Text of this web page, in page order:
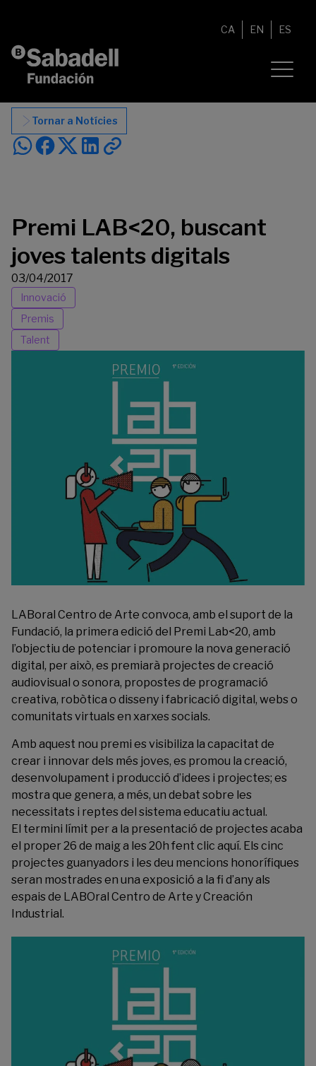
CA EN ES
Tornar a Notícies
Premi LAB<20, buscant
joves talents digitals
03/04/2017
Innovació
Premis
Talent
LABoral Centro de Arte convoca, amb el suport de la
Fundació, la primera edició del Premi Lab<20, amb
l’objectiu de potenciar i promoure la nova generació
digital, per això, es premiarà projectes de creació
audiovisual o sonora, propostes de programació
creativa, robòtica o disseny i fabricació digital, webs o
comunitats virtuals en xarxes socials.
Amb aquest nou premi es visibiliza la capacitat de
crear i innovar dels més joves, es promou la creació,
desenvolupament i producció d’idees i projectes; es
mostra que genera, a més, un debat sobre les
necessitats i reptes del sistema educatiu actual.
El termini límit per a la presentació de projectes acaba
el proper 26 de maig a les 20h fent clic aquí. Els cinc
projectes guanyadors i les deu mencions honorífiques
seran mostrades en una exposició a la fi d’any als
espais de LABOral Centro de Arte y Creación
Industrial.